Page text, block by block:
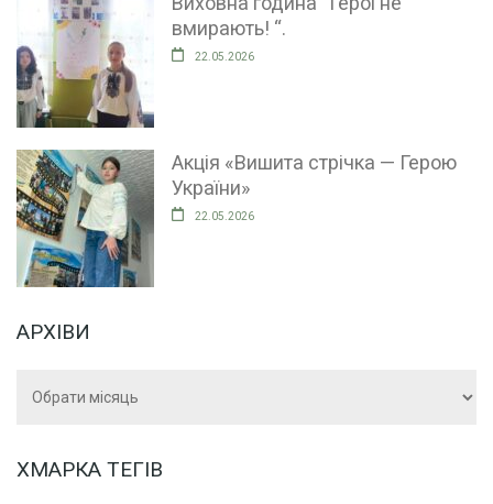
вмирають! “.
22.05.2026
Акція «Вишита стрічка — Герою
України»
22.05.2026
АРХІВИ
ХМАРКА ТЕГІВ